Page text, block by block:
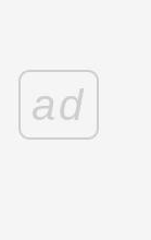
ad